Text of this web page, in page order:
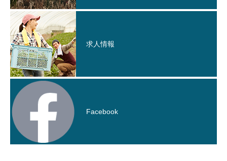
求人情報
Facebook